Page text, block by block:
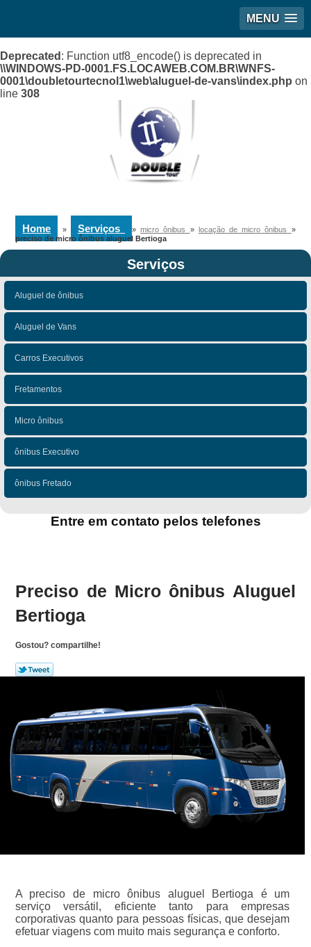
MENU
Deprecated : Function utf8_encode() is deprecated in
\\WINDOWS-PD-0001.FS.LOCAWEB.COM.BR\WNFS-
0001\doubletourtecnol1\web\aluguel-de-vans\index.php on
line 308
Home » Serviços »micro ônibus » locação de micro ônibus »
preciso de micro ônibus aluguel Bertioga
Serviços
Aluguel de ônibus
Aluguel de Vans
Carros Executivos
Fretamentos
Micro ônibus
ônibus Executivo
ônibus Fretado
Entre em contato pelos telefones
Preciso de Micro ônibus Aluguel
Bertioga
Gostou? compartilhe!
A preciso de micro ônibus aluguel Bertioga é um
serviço versátil, eficiente tanto para empresas
corporativas quanto para pessoas físicas, que desejam
efetuar viagens com muito mais segurança e conforto.